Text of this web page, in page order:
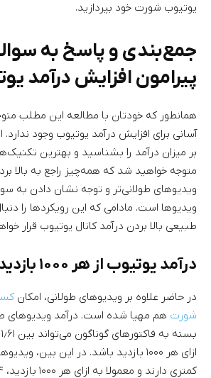
یوتیوب شورت خود بپردازید.
جمع‌بندی و پاسخ به
پیرامون افزایش درآمد
همانطور که خودتان با مطالعه این مطلب
آسانی برای افزایش درآمد یوتیوب وجود ندارد.
بر میزان درآمد را بشناسید و بهترین
متوجه خواهید شد که همه‌چیز راجع به بالا
ویدیوهای طولانی‌تر و توجه نشان دادن به
ویدیوها است. مادامی که این رویکردها را
طبیعی بالا بردن درآمد کانال یوتیوب قرار
درآمد یوتیوب از هر ۱۰۰۰ بازدید چقدر است؟
در حاضر علاوه بر ویدیوهای طولانی، امکان
شورت هم مهیا شده است. درآمد ویدیوهای
ازای هر ۱۰۰۰ بازدید باشد. در این بین،